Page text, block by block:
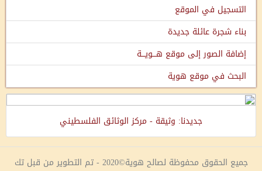
التسجيل في الموقع
بناء شجرة عائلة جديدة
إضافة الصور إلى موقع هـــويـــة
البحث في موقع هوية
جديدنا: وثيقة - مركز الوثائق الفلسطيني
جميع الحقوق محفوظة لصالح هوية©2020 - تم التطوير من قبل تك